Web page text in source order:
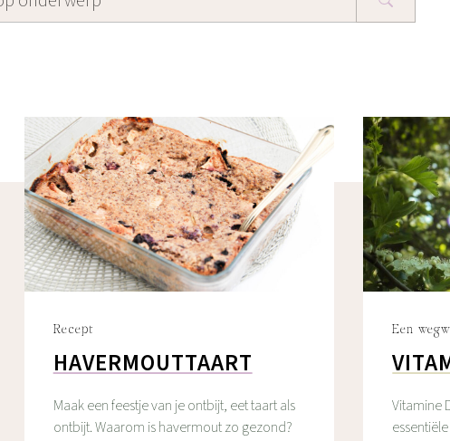
Recept
HAVERMOUTTAART
Maak een feestje van je ontbijt, eet taart als
ontbijt. Waarom is havermout zo gezond?
Een
Vitamine